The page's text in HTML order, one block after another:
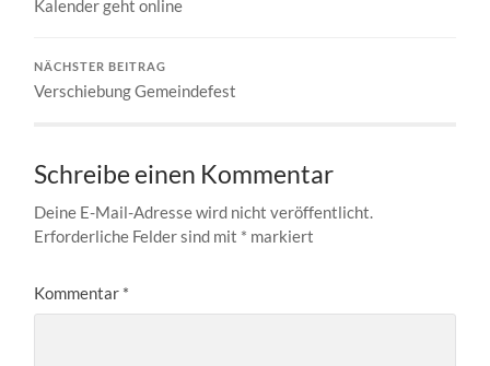
Kalender geht online
NÄCHSTER BEITRAG
Verschiebung Gemeindefest
Schreibe einen Kommentar
Deine E-Mail-Adresse wird nicht veröffentlicht.
Erforderliche Felder sind mit * markiert
Kommentar *